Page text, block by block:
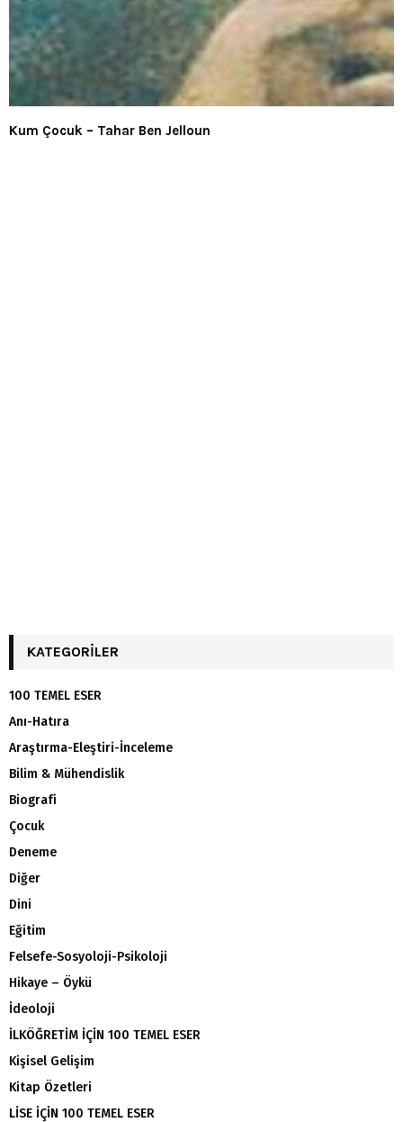
Kum Çocuk – Tahar Ben Jelloun
KATEGORILER
100 TEMEL ESER
Anı-Hatıra
Araştırma-Eleştiri-İnceleme
Bilim & Mühendislik
Biografi
Çocuk
Deneme
Diğer
Dini
Eğitim
Felsefe-Sosyoloji-Psikoloji
Hikaye – Öykü
İdeoloji
İLKÖĞRETİM İÇİN 100 TEMEL ESER
Kişisel Gelişim
Kitap Özetleri
LİSE İÇİN 100 TEMEL ESER